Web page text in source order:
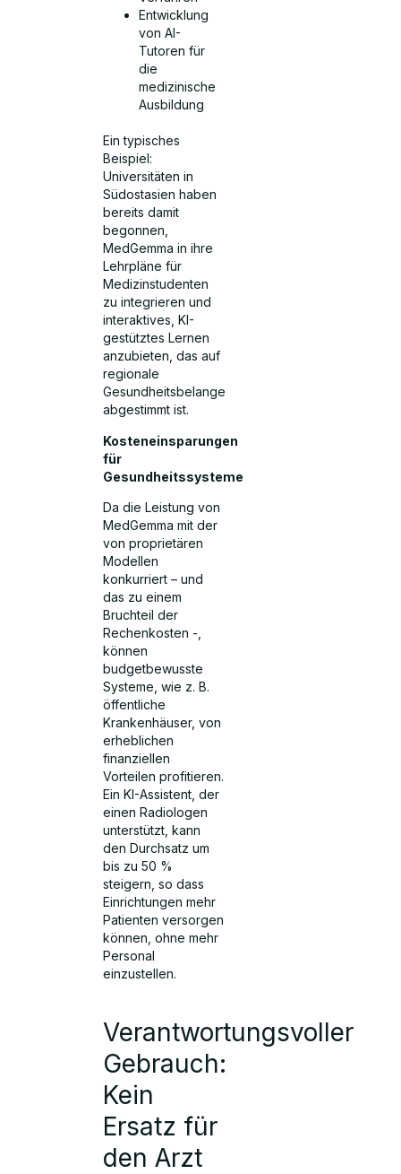
Entwicklung
von AI-
Tutoren für
die
medizinische
Ausbildung
Ein typisches
Beispiel:
Universitäten in
Südostasien haben
bereits damit
begonnen,
MedGemma in ihre
Lehrpläne für
Medizinstudenten
zu integrieren und
interaktives, KI-
gestütztes Lernen
anzubieten, das auf
regionale
Gesundheitsbelange
abgestimmt ist.
Kosteneinsparungen
für
Gesundheitssysteme
Da die Leistung von
MedGemma mit der
von proprietären
Modellen
konkurriert – und
das zu einem
Bruchteil der
Rechenkosten -,
können
budgetbewusste
Systeme, wie z. B.
öffentliche
Krankenhäuser, von
erheblichen
finanziellen
Vorteilen profitieren.
Ein KI-Assistent, der
einen Radiologen
unterstützt, kann
den Durchsatz um
bis zu 50 %
steigern, so dass
Einrichtungen mehr
Patienten versorgen
können, ohne mehr
Personal
einzustellen.
Verantwortungsvoller
Gebrauch:
Kein
Ersatz für
den Arzt